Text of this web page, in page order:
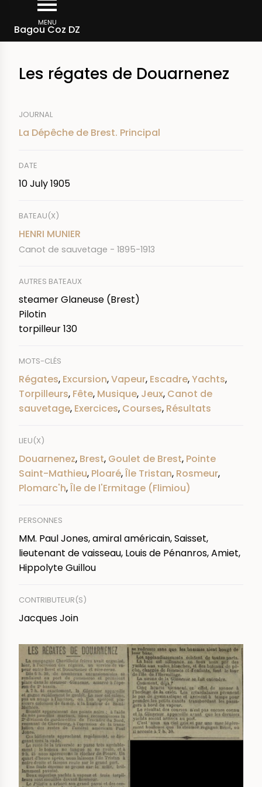
main
MENU
Bagou Coz DZ
Breadcrumb
Les régates de Douarnenez
JOURNAL
La Dépêche de Brest. Principal
DATE
10 July 1905
BATEAU(X)
HENRI MUNIER
Canot de sauvetage - 1895-1913
AUTRES BATEAUX
steamer Glaneuse (Brest)
Pilotin
torpilleur 130
MOTS-CLÉS
Régates, Excursion,Vapeur, Escadre,Yachts,
Torpilleurs, Fête, Musique, Jeux, Canot de
sauvetage, Exercices, Courses, Résultats
LIEU(X)
Douarnenez, Brest, Goulet de Brest, Pointe
Saint-Mathieu, Ploaré,Île Tristan, Rosmeur,
Plomarc'h,Île de l'Ermitage (Flimiou)
PERSONNES
MM. Paul Jones, amiral américain, Saisset,
lieutenant de vaisseau, Louis de Pénanros, Amiet,
Hippolyte Guillou
CONTRIBUTEUR(S)
Jacques Join
IMAGE